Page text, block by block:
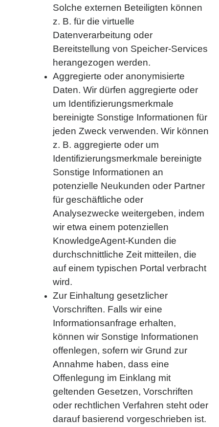
Solche externen Beteiligten können
z. B. für die virtuelle
Datenverarbeitung oder
Bereitstellung von Speicher-Services
herangezogen werden.
Aggregierte oder anonymisierte
Daten. Wir dürfen aggregierte oder
um Identifizierungsmerkmale
bereinigte Sonstige Informationen für
jeden Zweck verwenden. Wir können
z. B. aggregierte oder um
Identifizierungsmerkmale bereinigte
Sonstige Informationen an
potenzielle Neukunden oder Partner
für geschäftliche oder
Analysezwecke weitergeben, indem
wir etwa einem potenziellen
KnowledgeAgent-Kunden die
durchschnittliche Zeit mitteilen, die
auf einem typischen Portal verbracht
wird.
Zur Einhaltung gesetzlicher
Vorschriften. Falls wir eine
Informationsanfrage erhalten,
können wir Sonstige Informationen
offenlegen, sofern wir Grund zur
Annahme haben, dass eine
Offenlegung im Einklang mit
geltenden Gesetzen, Vorschriften
oder rechtlichen Verfahren steht oder
darauf basierend vorgeschrieben ist.